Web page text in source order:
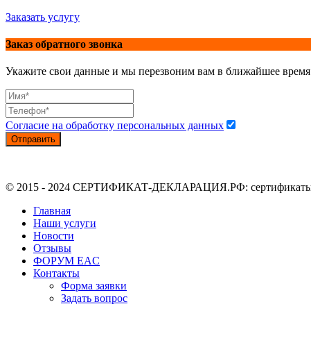
Заказать услугу
Заказ обратного звонка
Укажите свои данные и мы перезвоним вам в ближайшее
Согласие на обработку персональных данных
Отправить
© 2015 - 2024 СЕРТИФИКАТ-ДЕКЛАРАЦИЯ.РФ: сертификаты,
Главная
Наши услуги
Новости
Отзывы
ФОРУМ EAC
Контакты
Форма заявки
Задать вопрос